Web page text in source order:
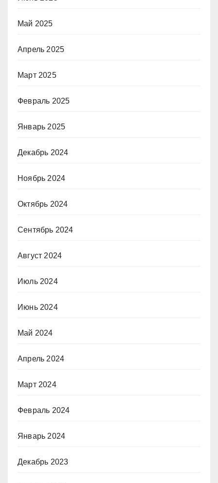
Май 2025
Апрель 2025
Март 2025
Февраль 2025
Январь 2025
Декабрь 2024
Ноябрь 2024
Октябрь 2024
Сентябрь 2024
Август 2024
Июль 2024
Июнь 2024
Май 2024
Апрель 2024
Март 2024
Февраль 2024
Январь 2024
Декабрь 2023